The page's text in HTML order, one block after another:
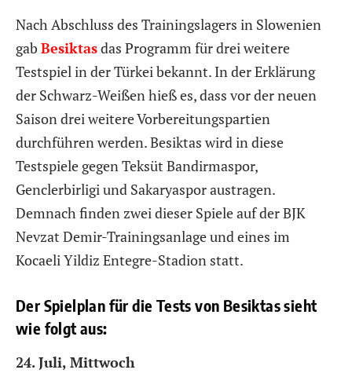
Nach Abschluss des Trainingslagers in Slowenien
gab Besiktasdas Programm für drei weitere
Testspiel in der Türkei bekannt. In der Erklärung
der Schwarz-Weißen hieß es, dass vor der neuen
Saison drei weitere Vorbereitungspartien
durchführen werden. Besiktas wird in diese
Testspiele gegen Teksüt Bandirmaspor,
Genclerbirligi und Sakaryaspor austragen.
Demnach finden zwei dieser Spiele auf der BJK
Nevzat Demir-Trainingsanlage und eines im
Kocaeli Yildiz Entegre-Stadion statt.
Der Spielplan für die Tests von Besiktas sieht
wie folgt aus:
24. Juli, Mittwoch